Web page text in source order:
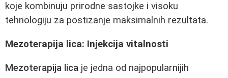
koje kombinuju prirodne sastojke i visoku
tehnologiju za postizanje maksimalnih rezultata.
Mezoterapija lica: Injekcija vitalnosti
Mezoterapija lica je jedna od najpopularnijih